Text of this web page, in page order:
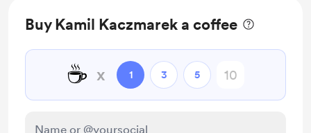
Buy Kamil Kaczmarek a coffee
☕ x 1 3 5